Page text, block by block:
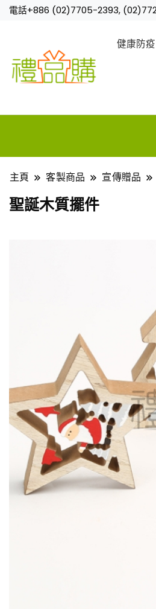
電話+886 (02)7705-2393,
健康防疫
主頁 客製商品 宣傳贈品
聖誕木質擺件